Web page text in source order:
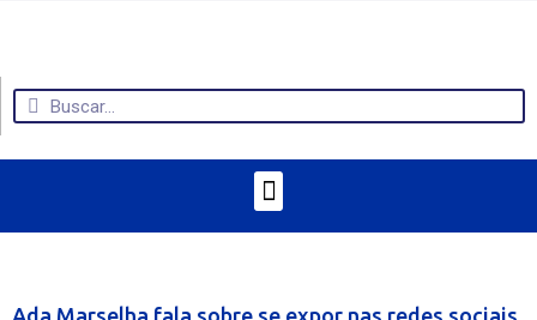
Ada Marselha fala sobre se expor nas redes sociais